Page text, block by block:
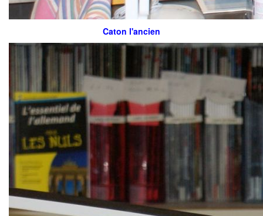
Caton l'ancien